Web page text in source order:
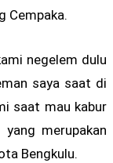
Cempaka.
negelem dulu
saya saat di
saat mau kabur
merupakan
Bengkulu.